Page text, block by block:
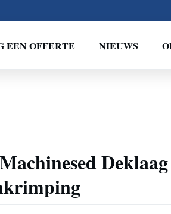
EEN OFFERTE NIEUWS